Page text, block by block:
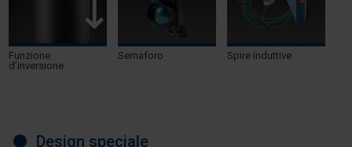
Funzione
d’inversione
Semaforo Spire induttive
Design speciale